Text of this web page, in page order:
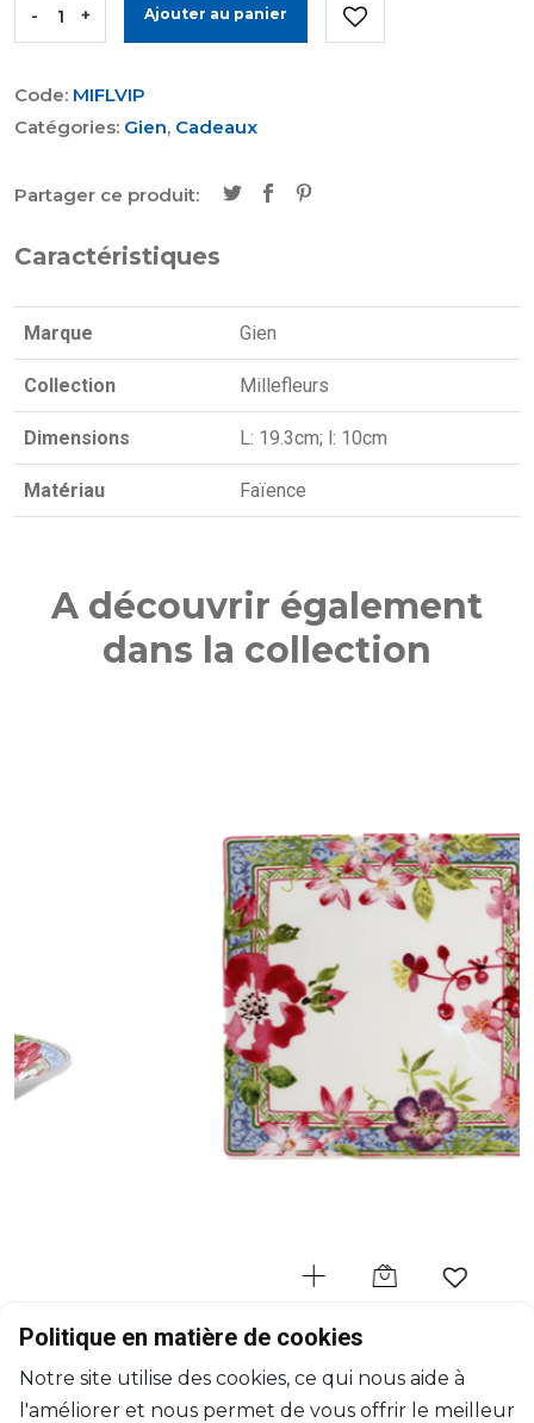
- + Ajouter au panier
Code: MIFLVIP
Catégories: Gien, Cadeaux
Partager ce produit:
Caractéristiques
Marque Gien
Collection Millefleurs
Dimensions L: 19.3cm; l: 10cm
Matériau Faïence
A découvrir également
dans la collection
Coupe carrée P.M.
L: 17cm, l: 17cm
Politique en matière de cookies
Notre site utilise des cookies, ce qui nous aide à
l'améliorer et nous permet de vous offrir le meilleur